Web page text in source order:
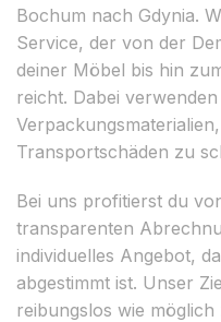
Bochum nach Gdynia.
Service, der von der
deiner Möbel bis hin
reicht. Dabei
Transportschäden zu
Bei uns profitierst du
transparenten
individuelles Angebot,
abgestimmt ist. Unser
reibungslos wie